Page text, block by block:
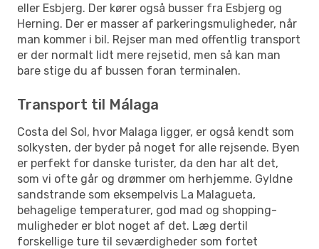
eller Esbjerg. Der kører også busser fra Esbjerg og
Herning. Der er masser af parkeringsmuligheder, når
man kommer i bil. Rejser man med offentlig transport
er der normalt lidt mere rejsetid, men så kan man
bare stige du af bussen foran terminalen.
Transport til Málaga
Costa del Sol, hvor Malaga ligger, er også kendt som
solkysten, der byder på noget for alle rejsende. Byen
er perfekt for danske turister, da den har alt det,
som vi ofte går og drømmer om herhjemme. Gyldne
sandstrande som eksempelvis La Malagueta,
behagelige temperaturer, god mad og shopping-
muligheder er blot noget af det. Læg dertil
forskellige ture til seværdigheder som fortet